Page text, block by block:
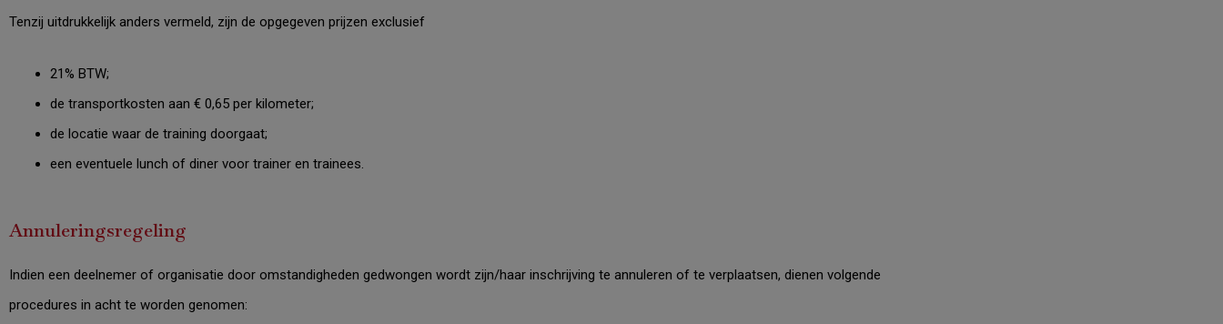
Tenzij uitdrukkelijk anders vermeld, zijn de opgegeven prijzen exclusief
21% BTW;
de transportkosten aan € 0,65 per kilometer;
de locatie waar de training doorgaat;
een eventuele lunch of diner voor trainer en trainees.
Annuleringsregeling
Indien een deelnemer of organisatie door omstandigheden gedwongen wordt zijn/haar inschrijving te annuleren of te verplaatsen, dienen volgende
procedures in acht te worden genomen: